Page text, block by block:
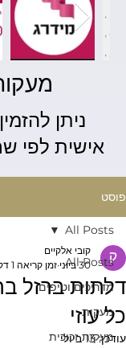
מעקות
ניתן
פוסט
All Posts
מדריכים וטיפים
מעקות
מעקות זכוכית
All Posts
דלתות ברזל
כל עוזי
קובי אלקיים
30 ביוני
זמן קריאה 1 דקות
עודכן:13 ביולי